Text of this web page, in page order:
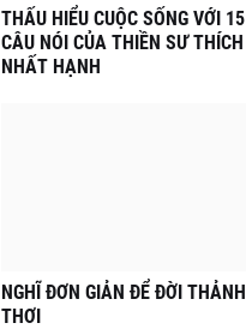
THẤU HIỂU CUỘC SỐNG VỚI 15
CÂU NÓI CỦA THIỀN SƯ THÍCH
NHẤT HẠNH
NGHĨ ĐƠN GIẢN ĐỂ ĐỜI THẢNH
THƠI